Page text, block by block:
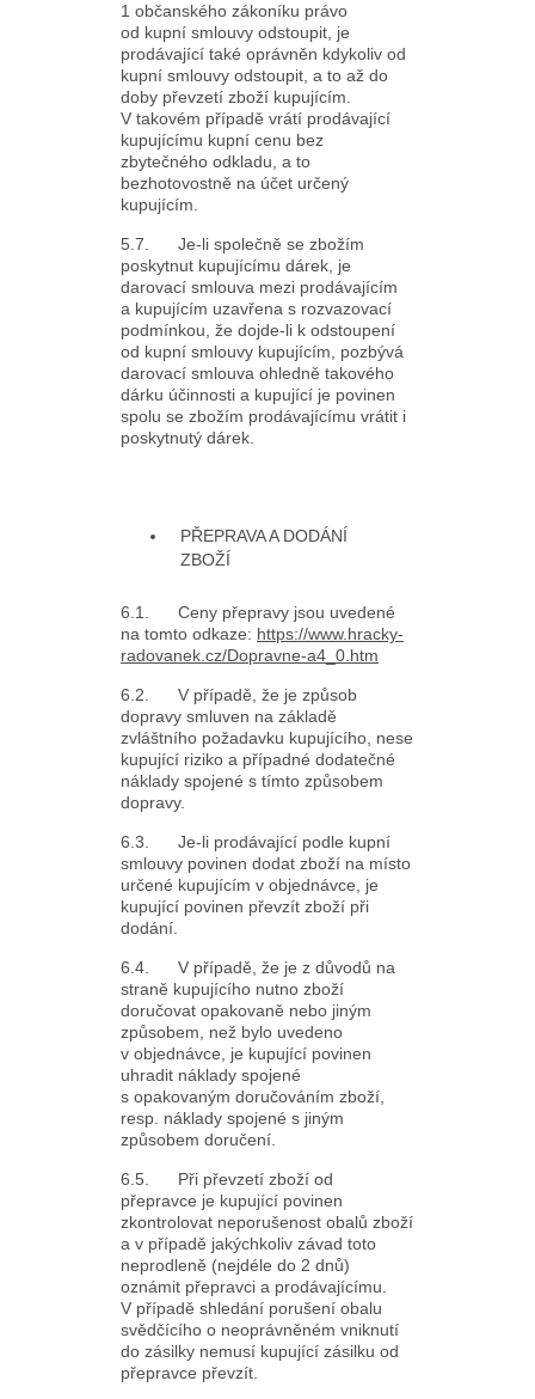
1 občanského zákoníku právo
od kupní smlouvy odstoupit, je
prodávající také oprávněn kdykoliv od
kupní smlouvy odstoupit, a to až do
doby převzetí zboží kupujícím.
V takovém případě vrátí prodávající
kupujícímu kupní cenu bez
zbytečného odkladu, a to
bezhotovostně na účet určený
kupujícím.
5.7. Je-li společně se zbožím
poskytnut kupujícímu dárek, je
darovací smlouva mezi prodávajícím
a kupujícím uzavřena s rozvazovací
podmínkou, že dojde-li k odstoupení
od kupní smlouvy kupujícím, pozbývá
darovací smlouva ohledně takového
dárku účinnosti a kupující je povinen
spolu se zbožím prodávajícímu vrátit i
poskytnutý dárek.
PŘEPRAVA A DODÁNÍ
ZBOŽÍ
6.1. Ceny přepravy jsou uvedené
na tomto odkaze: https://www.hracky-
radovanek.cz/Dopravne-a4_0.htm
6.2. V případě, že je způsob
dopravy smluven na základě
zvláštního požadavku kupujícího, nese
kupující riziko a případné dodatečné
náklady spojené s tímto způsobem
dopravy.
6.3. Je-li prodávající podle kupní
smlouvy povinen dodat zboží na místo
určené kupujícím v objednávce, je
kupující povinen převzít zboží při
dodání.
6.4. V případě, že je z důvodů na
straně kupujícího nutno zboží
doručovat opakovaně nebo jiným
způsobem, než bylo uvedeno
v objednávce, je kupující povinen
uhradit náklady spojené
s opakovaným doručováním zboží,
resp. náklady spojené s jiným
způsobem doručení.
6.5. Při převzetí zboží od
přepravce je kupující povinen
zkontrolovat neporušenost obalů zboží
a v případě jakýchkoliv závad toto
neprodleně (nejdéle do 2 dnů)
oznámit přepravci a prodávajícímu.
V případě shledání porušení obalu
svědčícího o neoprávněném vniknutí
do zásilky nemusí kupující zásilku od
přepravce převzít.